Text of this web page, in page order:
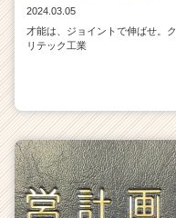
2024.03.05
才能は、ジョイントで伸ばせ。ク
リテック工業